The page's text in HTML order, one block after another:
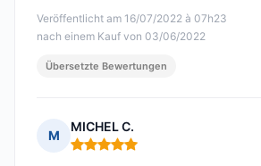
Veröffentlicht am 16/07/2022 à 07h23
nach einem Kauf von 03/06/2022
Übersetzte Bewertungen
M
MICHEL C.
Hinweis: 5 von 5